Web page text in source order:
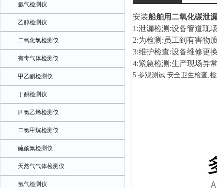
氩气检测仪
乙醇检测仪
二氧化氯检测仪
有毒气体检测仪
甲乙酮检测仪
丁酮检测仪
四氯乙烯检测仪
二氯甲烷检测仪
硫酰氟检测仪
天然气气体检测仪
氢气检测仪
安装船舶用二氧化碳泄
1:泄漏检测:设备管道现
2:为检测:员工到有害物
3:维护检查:设备维修更
4:紧急检测:生产现场异
5:参观测试:安全卫生检查,